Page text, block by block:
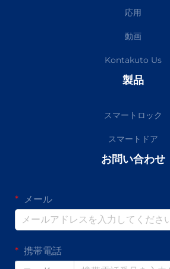
応用
動画
Kontakuto Us
製品
スマートロック
スマートドア
お問い合わせ
メール
携帯電話